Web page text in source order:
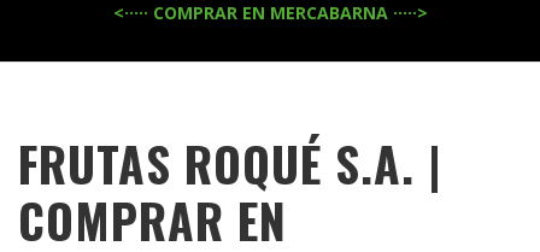
<····· COMPRAR EN MERCABARNA ·····>
FRUTAS ROQUÉ S.A. |
COMPRAR EN